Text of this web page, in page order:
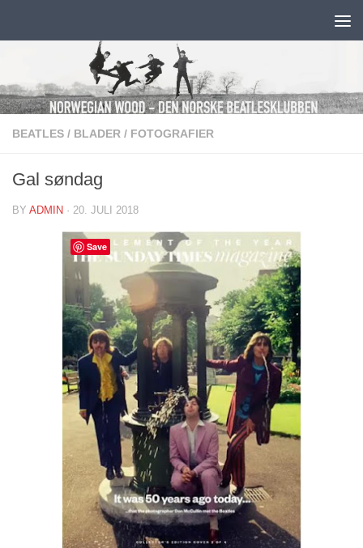
BEATLES / BLADER / FOTOGRAFIER
Gal søndag
BY ADMIN · 20. JULI 2018
Save